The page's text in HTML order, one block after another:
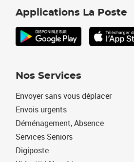
Applications La Poste
Nos Services
Envoyer sans vous déplacer
Envois urgents
Déménagement, Absence
Services Seniors
Digiposte